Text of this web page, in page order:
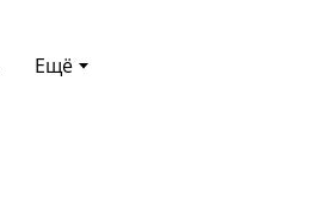
Ещё